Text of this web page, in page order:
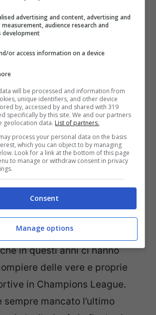
i bianconeri sulle
contrattazioni. Ben il doppio
che era stata la
a febbraio. Intanto dopo
l’entusiasmo è tantissimo
e fra i tifosi. Cristiano
detto fiducioso delle
poter attuare una clamorosa
degli spagnoli. Lo 0-2 di
al ‘Wanda
non ha scoraggiato i
in questi anni ci hanno
delle vere e proprie
in Champions League.
sempre mancato l’ultimo
advertising and content, advertising and
audience research and
development
or access information on a device
will be processed and information from
unique identifiers, and other device
by, accessed by and shared with 319
specifically by this site. We and our partners
geolocation data. List of partners.
process your personal data on the basis
which you can object to by managing
Look for a link at the bottom of this page
to manage or withdraw consent in privacy
Consent
Manage options